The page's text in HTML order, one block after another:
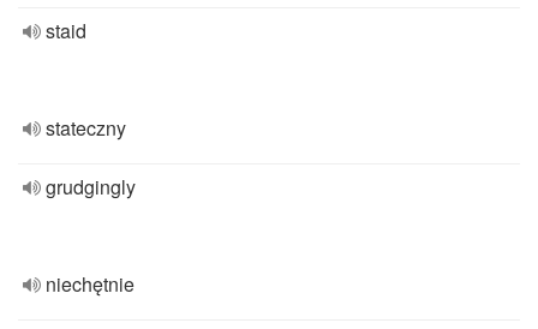
staid
stateczny
grudgingly
niechętnie